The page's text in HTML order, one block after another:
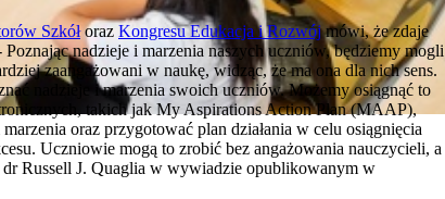
Szkółoraz Kongresu Edukacja i Rozwójmówi, że zdaje
nadzieje i marzenia naszych uczniów, będziemy mogli
zaangażowani w naukę, widząc, że ma ona dla nich sens.
nadzieje i marzenia swoich uczniów. Możemy osiągnąć to
takich jak My Aspirations Action Plan (MAAP),
oraz przygotować plan działania w celu osiągnięcia
Uczniowie mogą to zrobić bez angażowania nauczycieli, a
Russell J. Quaglia w wywiadzie opublikowanym w